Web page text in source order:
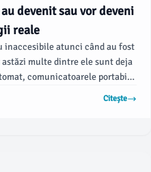
devenit sau vor deveni
reale
inaccesibile atunci când au fost
multe dintre ele sunt deja
comunicatoarele portabile
Citește